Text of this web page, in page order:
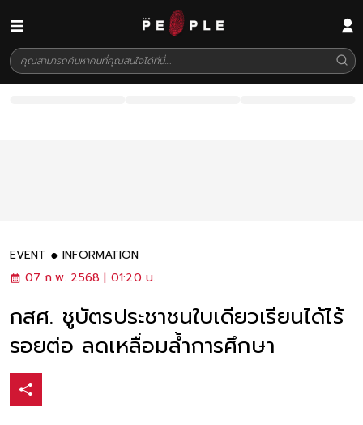
EVENT
INFORMATION
07 ก.พ. 2568 | 01:20 น.
กสศ. ชูบัตรประชาชนใบเดียวเรียนได้ไร้
รอยต่อ ลดเหลื่อมล้ำการศึกษา